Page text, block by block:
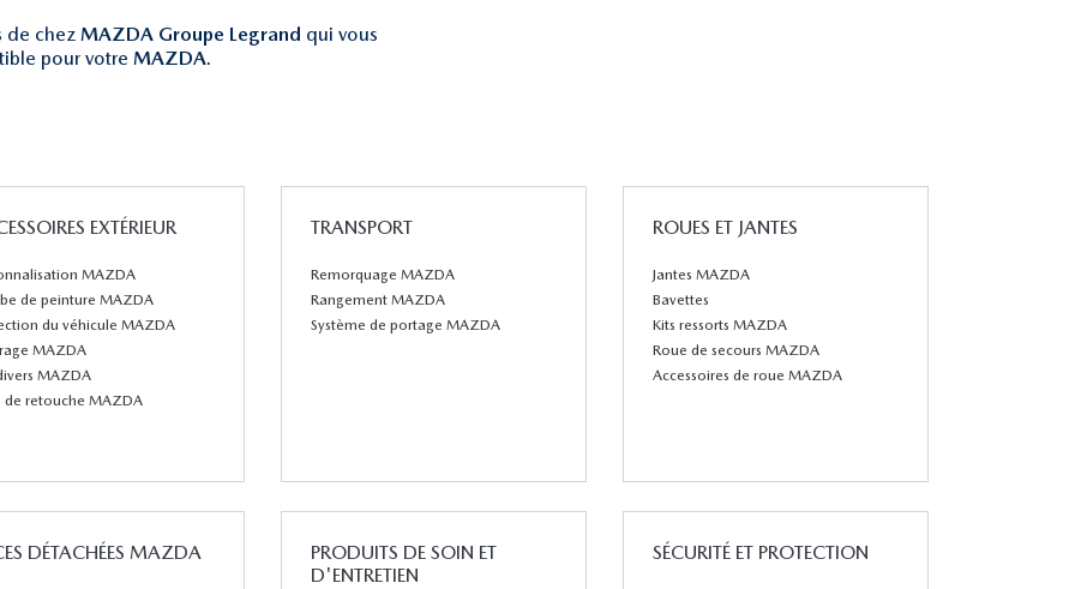
de chez MAZDA Groupe Legrand qui vous
pour votre MAZDA.
EXTÉRIEUR
MAZDA
de peinture MAZDA
du véhicule MAZDA
MAZDA
MAZDA
de retouche MAZDA
TRANSPORT
Remorquage MAZDA
Rangement MAZDA
Système de portage MAZDA
ROUES ET JANTES
Jantes MAZDA
Bavettes
Kits ressorts MAZDA
Roue de secours MAZDA
Accessoires de roue MAZDA
DÉTACHÉES MAZDA
PRODUITS DE SOIN ET
D'ENTRETIEN
SÉCURITÉ ET PROTECTION